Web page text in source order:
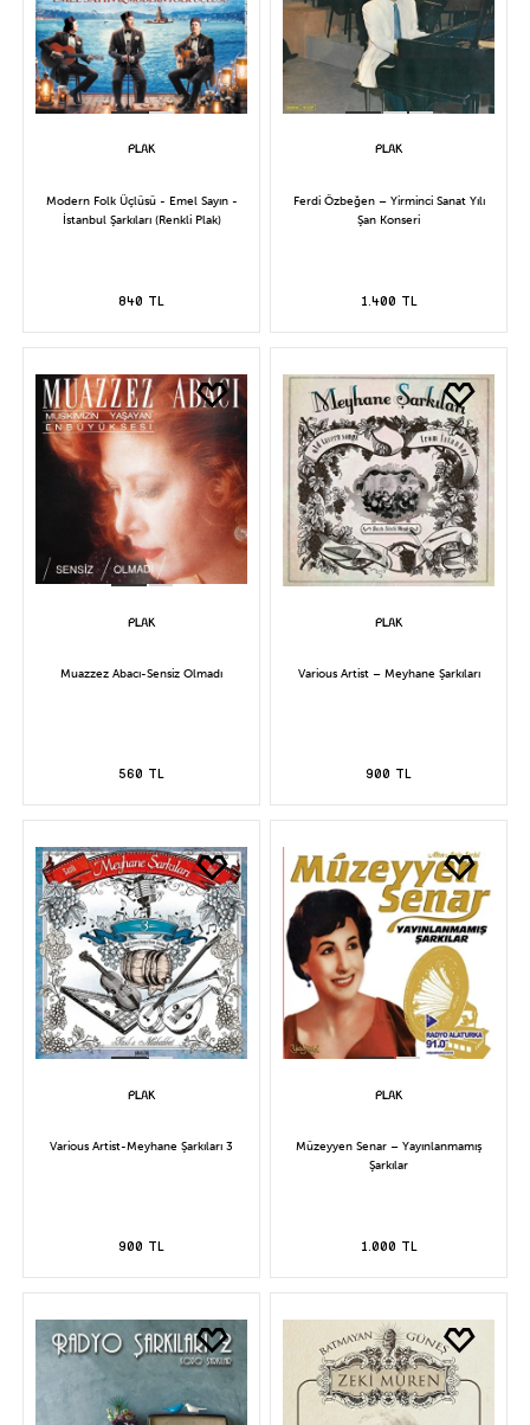
Modern Folk Üçlüsü - Emel Sayın -
İstanbul Şarkıları (Renkli Plak)
840 TL
Ferdi Özbeğen – Yirminci Sanat Yılı
Şan Konseri
1.400 TL
Muazzez Abacı-Sensiz Olmadı
560 TL
Various Artist – Meyhane Şarkıları
900 TL
Various Artist-Meyhane Şarkıları 3
900 TL
Müzeyyen Senar – Yayınlanmamış
Şarkılar
1.000 TL